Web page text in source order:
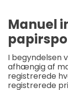
Manuel
I begyndelsen
afhængig af
registrerede
registrerede